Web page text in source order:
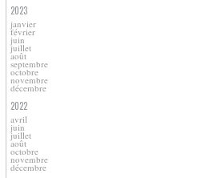
2023
janvier
février
juin
juillet
août
septembre
octobre
novembre
décembre
2022
avril
juin
juillet
août
octobre
novembre
décembre